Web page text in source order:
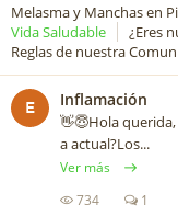
Melasma y Manchas en
Vida Saludable
¿Eres
Reglas de nuestra
E Inflamación
👋😇Hola
a actual?Los...
Ver más
734
1